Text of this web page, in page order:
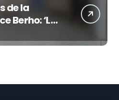
de la
Berho: ‘La
llega a La